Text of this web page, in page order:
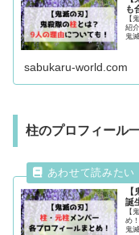
も
【
紹
鬼
sabukaru-world.com
柱のプロフィール
誕
【
め
鬼